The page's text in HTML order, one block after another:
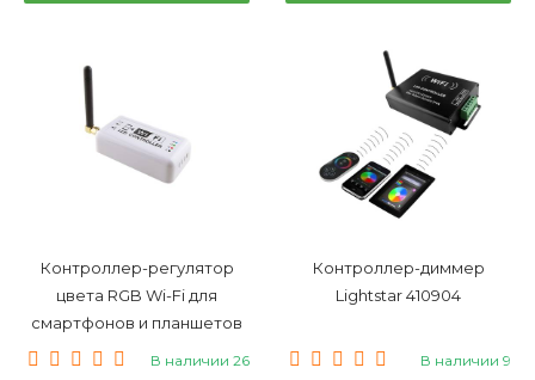
Контроллер-регулятор
цвета RGB Wi-Fi для
смартфонов и планшетов
Lightstar 410954
В наличии 26
Контроллер-диммер
Lightstar 410904
В наличии 9